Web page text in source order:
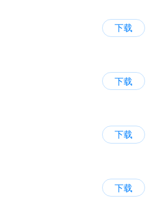
下载
下载
下载
下载